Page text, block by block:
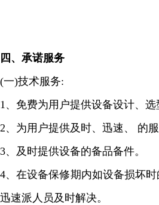
四、 承诺服务
(一)技术服务:
1、免费为用户提供设备设计、选
2、为用户提供及时、迅速、 的服
3、及时提供设备的备品备件。
4、在设备保修期内如设备损坏
迅速派人员及时解决。